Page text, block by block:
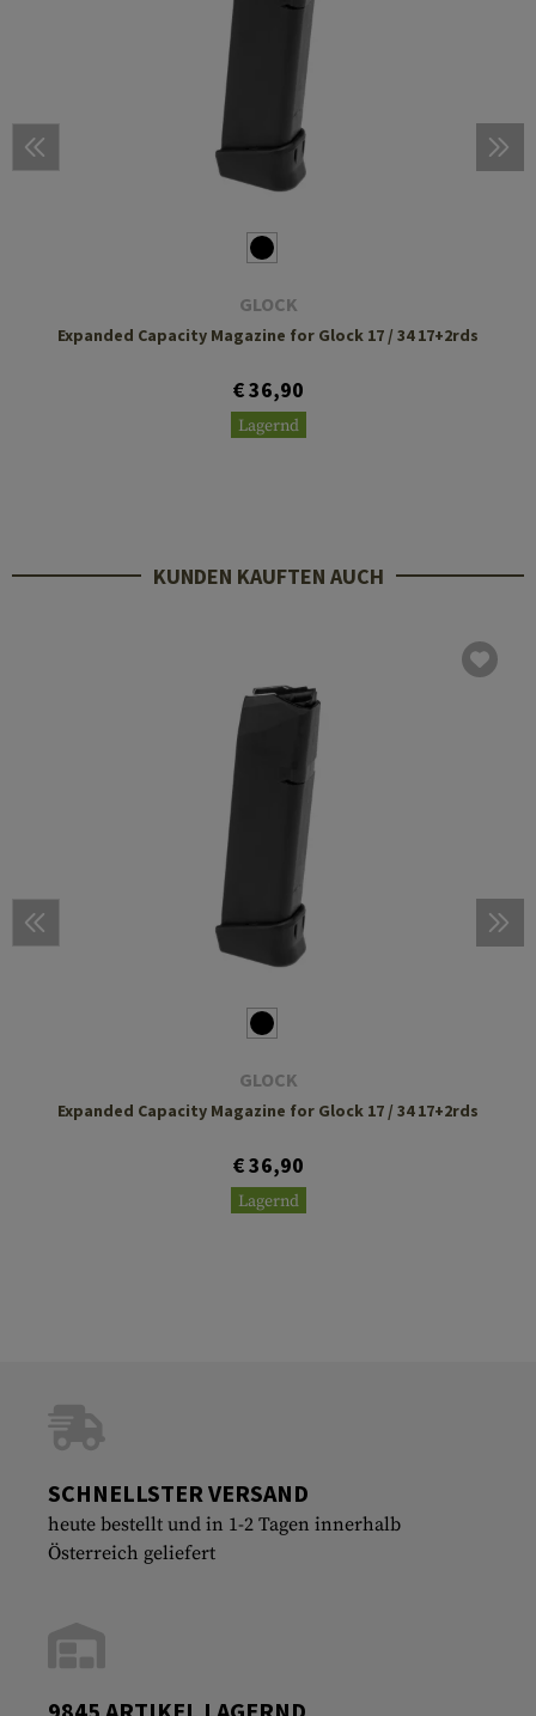
GLOCK
Expanded Capacity Magazine for Glock 17 / 34 17+2rds
€ 36,90
Lagernd
KUNDEN KAUFTEN AUCH
GLOCK
Expanded Capacity Magazine for Glock 17 / 34 17+2rds
€ 36,90
Lagernd
SCHNELLSTER VERSAND
heute bestellt und in 1-2 Tagen innerhalb
Österreich geliefert